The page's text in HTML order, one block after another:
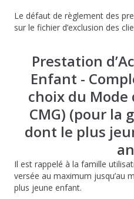
Le défaut de règlement des
sur le fichier d’exclusion des
Prestation
Enfant -
choix du Mode
CMG) (pour la
dont le plus
Il est rappelé à la famille
versée au maximum jusqu’au
plus jeune enfant.